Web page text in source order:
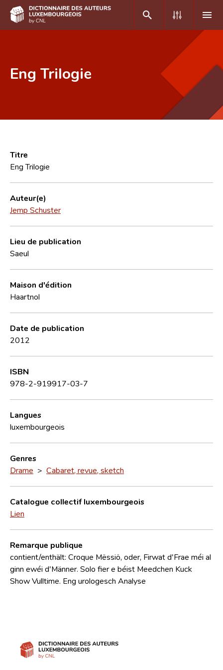
Foire aux questions
CNL
Équipe scientifique
Contact
Eng Trilogie
Titre
Eng Trilogie
Auteur(e)
Jemp Schuster
Lieu de publication
Saeul
Maison d'édition
Haartnol
Date de publication
2012
ISBN
978-2-919917-03-7
Langues
luxembourgeois
Genres
Drame > Cabaret, revue, sketch
Catalogue collectif luxembourgeois
Lien
Remarque publique
contient/enthält: Croque Mëssiö, oder, Firwat d'Frae méi al
ginn ewéi d'Männer. Solo fier e béist Meedchen Kuck
Show Vulltime. Eng urologesch Analyse